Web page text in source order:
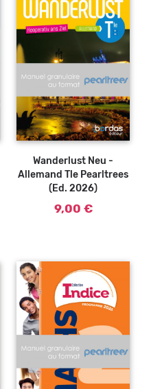
Wanderlust Neu -
Allemand Tle Pearltrees
(Ed. 2026)
9,00 €